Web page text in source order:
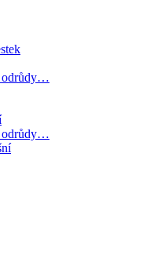
odrůdy…
odrůdy…